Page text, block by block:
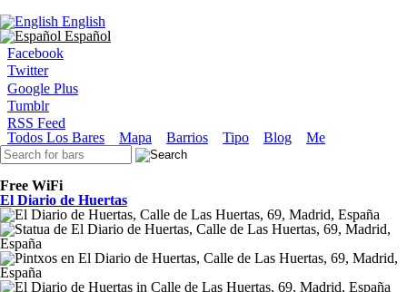
English
Español
Facebook
Twitter
Google Plus
Tumblr
RSS Feed
Menú principal
Todos Los Bares Mapa Barrios Tipo Blog
Me
Formulario de búsqueda
Free WiFi
El Diario de Huertas